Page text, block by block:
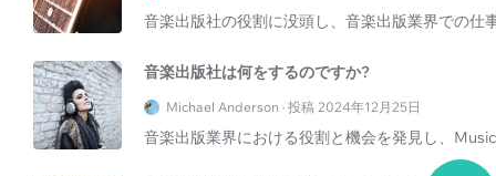
音楽出版社の役割に没頭し、音楽出版業界での仕
音楽出版社は何をするのですか?
Michael Anderson · 投稿 2024年12月25日
音楽出版業界における役割と機会を発見し、